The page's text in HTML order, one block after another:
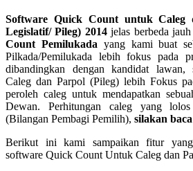
Software Quick Count untuk Caleg
Legislatif/ Pileg) 2014jelas berbeda jauh
Count Pemilukada yang kami buat
Pilkada/Pemilukada lebih fokus pada
dibandingkan dengan kandidat lawan,
Caleg dan Parpol (Pileg) lebih Fokus
peroleh caleg untuk mendapatkan
Dewan. Perhitungan caleg yang
(Bilangan Pembagi Pemilih), silakan
Berikut ini kami sampaikan fitur
software Quick Count Untuk Caleg dan